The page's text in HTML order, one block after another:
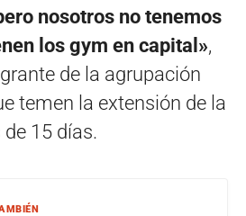
nosotros no tenemos
los gym en capital»,
de la agrupación
temen la extensión de la
15 días.